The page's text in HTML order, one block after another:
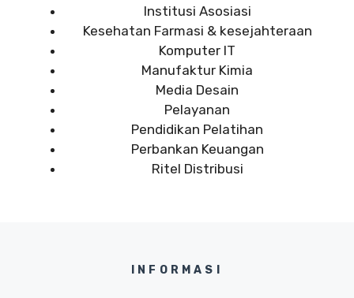
Institusi Asosiasi
Kesehatan Farmasi & kesejahteraan
Komputer IT
Manufaktur Kimia
Media Desain
Pelayanan
Pendidikan Pelatihan
Perbankan Keuangan
Ritel Distribusi
INFORMASI